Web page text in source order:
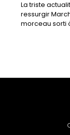
La triste
ressurgir
morceau sorti